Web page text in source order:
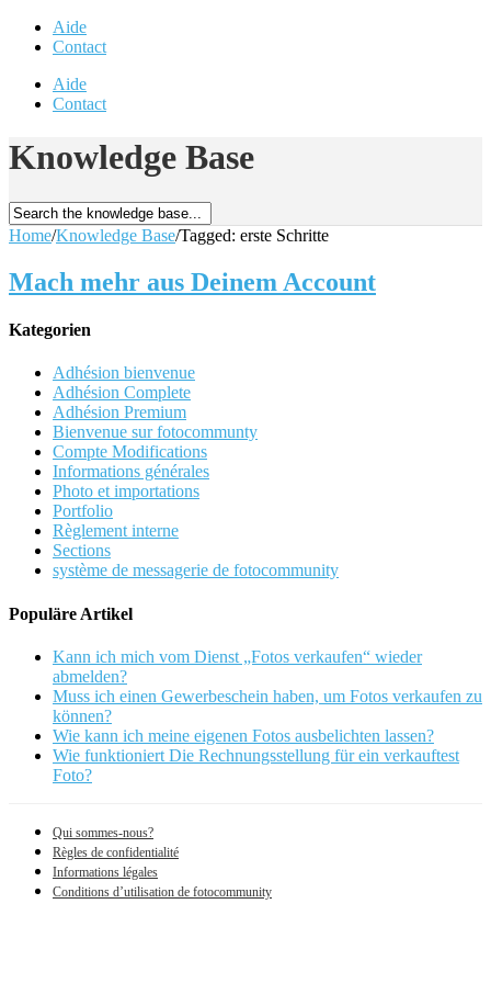
Aide
Contact
Aide
Contact
Knowledge Base
Home/Knowledge Base/Tagged: erste Schritte
Mach mehr aus Deinem Account
Kategorien
Adhésion bienvenue
Adhésion Complete
Adhésion Premium
Bienvenue sur fotocommunty
Compte Modifications
Informations générales
Photo et importations
Portfolio
Règlement interne
Sections
système de messagerie de fotocommunity
Populäre Artikel
Kann ich mich vom Dienst „Fotos verkaufen“ wieder
abmelden?
Muss ich einen Gewerbeschein haben, um Fotos verkaufen zu
können?
Wie kann ich meine eigenen Fotos ausbelichten lassen?
Wie funktioniert Die Rechnungsstellung für ein verkauftest
Foto?
Qui sommes-nous?
Règles de confidentialité
Informations légales
Conditions d’utilisation de fotocommunity